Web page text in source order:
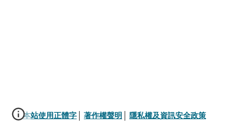
本站使用正體字 著作權聲明 隱私權及資訊安全政策